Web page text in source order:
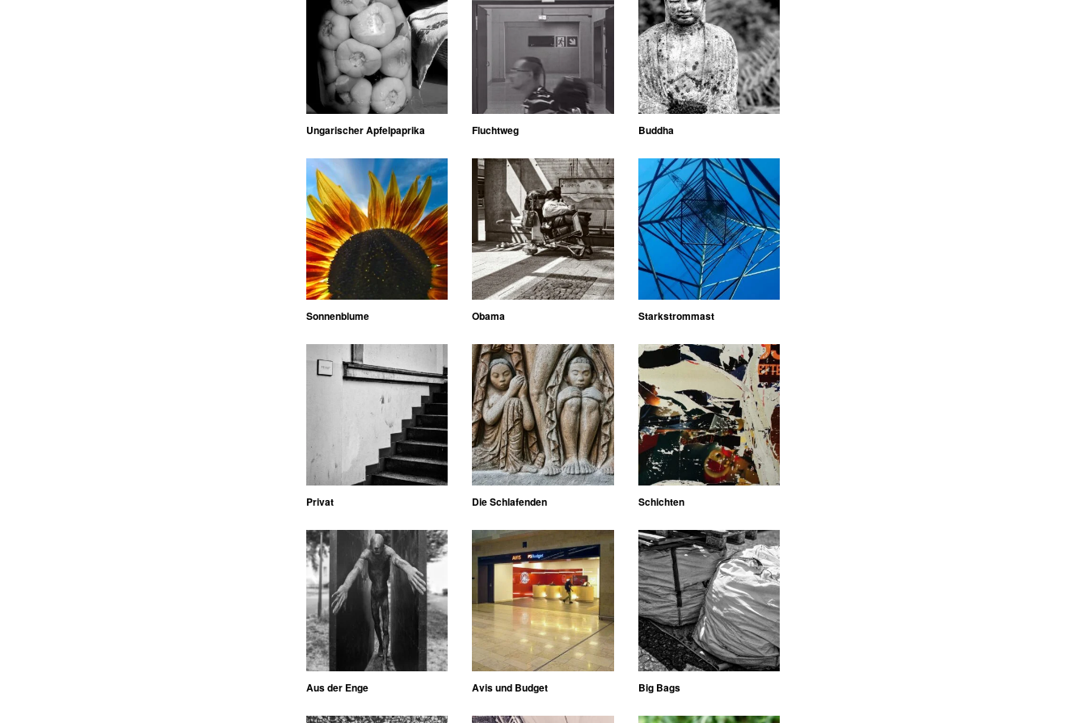
Ungarischer Apfelpaprika Fluchtweg Buddha
Sonnenblume Obama Starkstrommast
Privat Die Schlafenden Schichten
Aus der Enge Avis und Budget Big Bags